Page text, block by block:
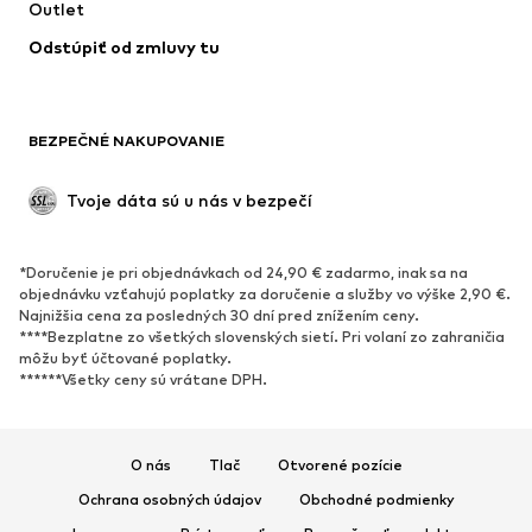
Kabáty
Plavky
Upcyklácia
Nové
Obľúbené
Tenisky
Členkové čižmy
Topánky na vysokom podpätku
Sandále
Papuče
Exkluzívne
Outlet
Odstúpiť od zmluvy tu
BEZPEČNÉ NAKUPOVANIE
Tvoje dáta sú u nás v bezpečí
*Doručenie je pri objednávkach od 24,90 € zadarmo, inak sa na
objednávku vzťahujú poplatky za doručenie a služby vo výške 2,90 €.
Najnižšia cena za posledných 30 dní pred znížením ceny.
****Bezplatne zo všetkých slovenských sietí. Pri volaní zo zahraničia
môžu byť účtované poplatky.
******Všetky ceny sú vrátane DPH.
O nás Tlač
Otvorené pozície
Ochrana osobných údajov
Obchodné podmienky